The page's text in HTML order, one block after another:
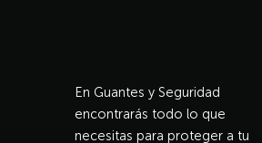
En Guantes y Seguridad
encontrarás todo lo que
necesitas para proteger a tu